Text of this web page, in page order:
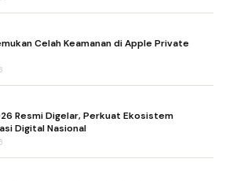
Celah Keamanan di Apple Private
Resmi Digelar, Perkuat Ekosistem
Digital Nasional